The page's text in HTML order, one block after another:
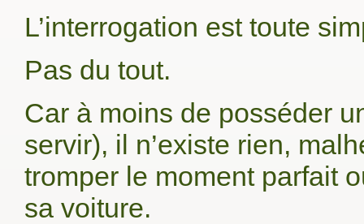
L’interrogation est toute
Pas du tout.
Car à moins de posséder
servir), il n’existe rien,
tromper le moment parfait
sa voiture.